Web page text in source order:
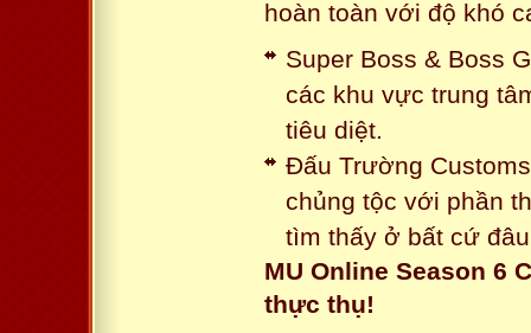
hoàn toàn với độ khó
Super Boss & Boss
các khu vực trung
tiêu diệt.
Đấu Trường
chủng tộc với phần
tìm thấy ở bất cứ
MU Online Season 6
thực thụ!